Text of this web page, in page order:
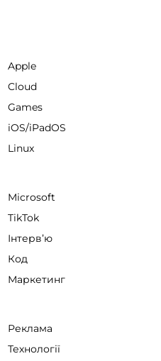
Apple
Cloud
Games
iOS/iPadOS
Linux
Microsoft
TikTok
Інтервʼю
Код
Маркетинг
Реклама
Технології